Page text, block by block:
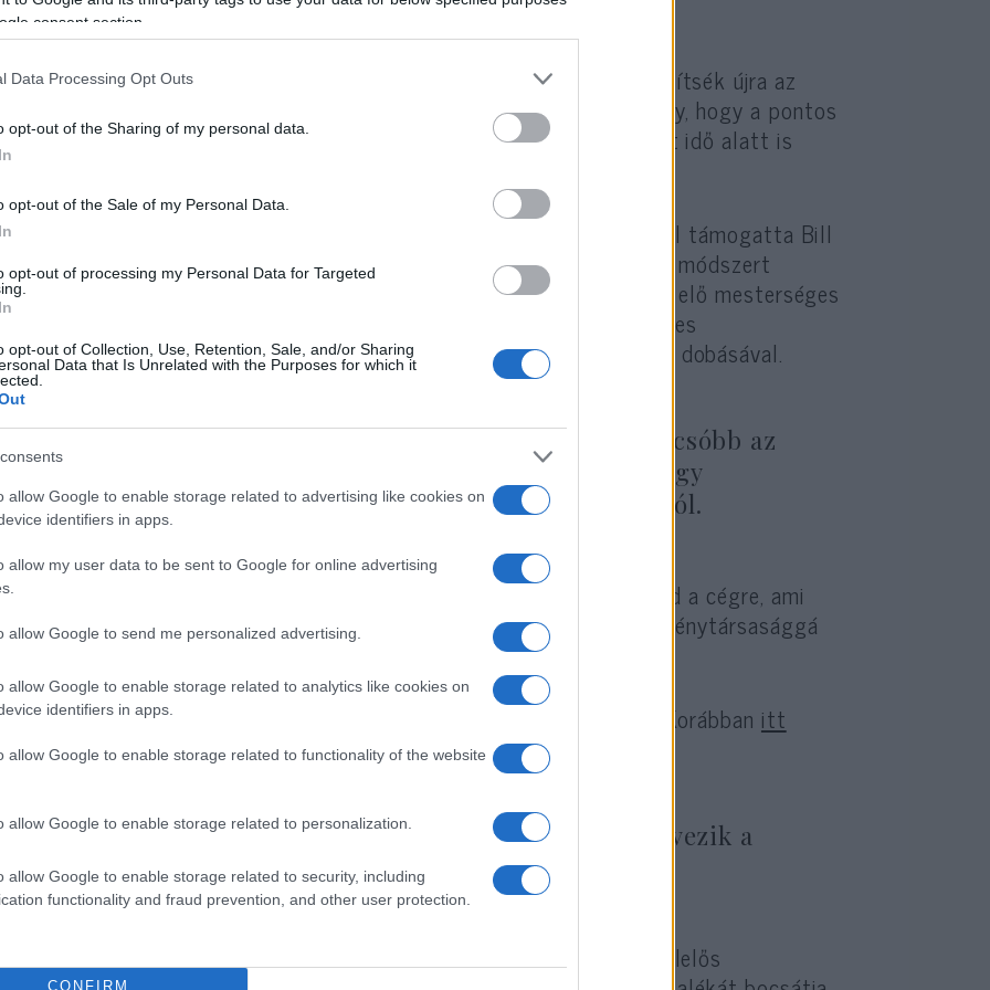
consent section.
Data Processing Opt Outs
opt-out of the Sharing of my personal data.
opt-out of the Sale of my Personal Data.
opt-out of processing my Personal Data for Targeted
opt-out of Collection, Use, Retention, Sale, and/or Sharing
Data that Is Unrelated with the Purposes for which it
allow Google to enable storage related to advertising like cookies on
identifiers in apps.
allow my user data to be sent to Google for online advertising
allow Google to send me personalized advertising.
allow Google to enable storage related to analytics like cookies on
identifiers in apps.
allow Google to enable storage related to functionality of the website
allow Google to enable storage related to personalization.
allow Google to enable storage related to security, including
functionality and fraud prevention, and other user protection.
CONFIRM
hogy kevés módszer van arra, hogy laborkörnyezetben készítsék újra az
amiről nincs meg az összes ismerete a tudománynak, főleg úgy, hogy a pontos
anyáról-anyára változik, valamint a szoptatások között eltelt idő alatt is
et, egy szintén ezen dolgozó amerikai céget 3,5 millió dollárral támogatta Bill
befektetési alapja. Ők komoly versenyben állnak az izraeli céggel: módszert
ki arra, hogy az emberi emlőből kivont sejtekkel állítsanak elő mesterséges
Arra is van megoldásuk, hogy osztódásnak indítsák a szükséges
hozzájáruló sejteket. 2025-re készülnek a termék piacra dobásával.
Bio Milk szerint az ő készítményük kényelmesebb és olcsóbb az
vetélytársánél, mivel ők nem szorulnak arra, hogy
újabb és újabb mintákat vegyenek az anyától.
véglegesíteni a folyamatot, hosszú regulációs eljárás vár majd a cégre, ami
3,7 millió dollárt kapott a befektetőktől. Amikor nyílt részvénytársasággá
a közeljövőben, még 2,18 millió üti majd a markukat.
ben akarják piacra dobni a mesterségesen előállított tehéntejet. (Korábban itt
egy hasonló izraeli vállalkozásról).
ben pedig a mesterségesen előállított anyatejet tervezik a
polcain látni.
hogy egészséges lehet, de környezetkímélő is. A tejért is felelős